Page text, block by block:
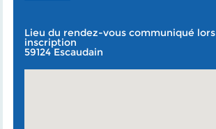
Lieu du rendez-vous communiqué
inscription
59124 Escaudain